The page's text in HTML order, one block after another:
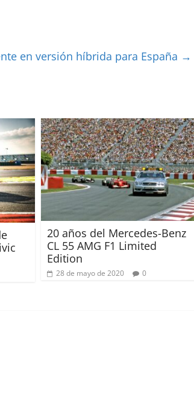
en versión híbrida para España →
20 años del Mercedes-Benz
CL 55 AMG F1 Limited
Edition
28 de mayo de 2020 0